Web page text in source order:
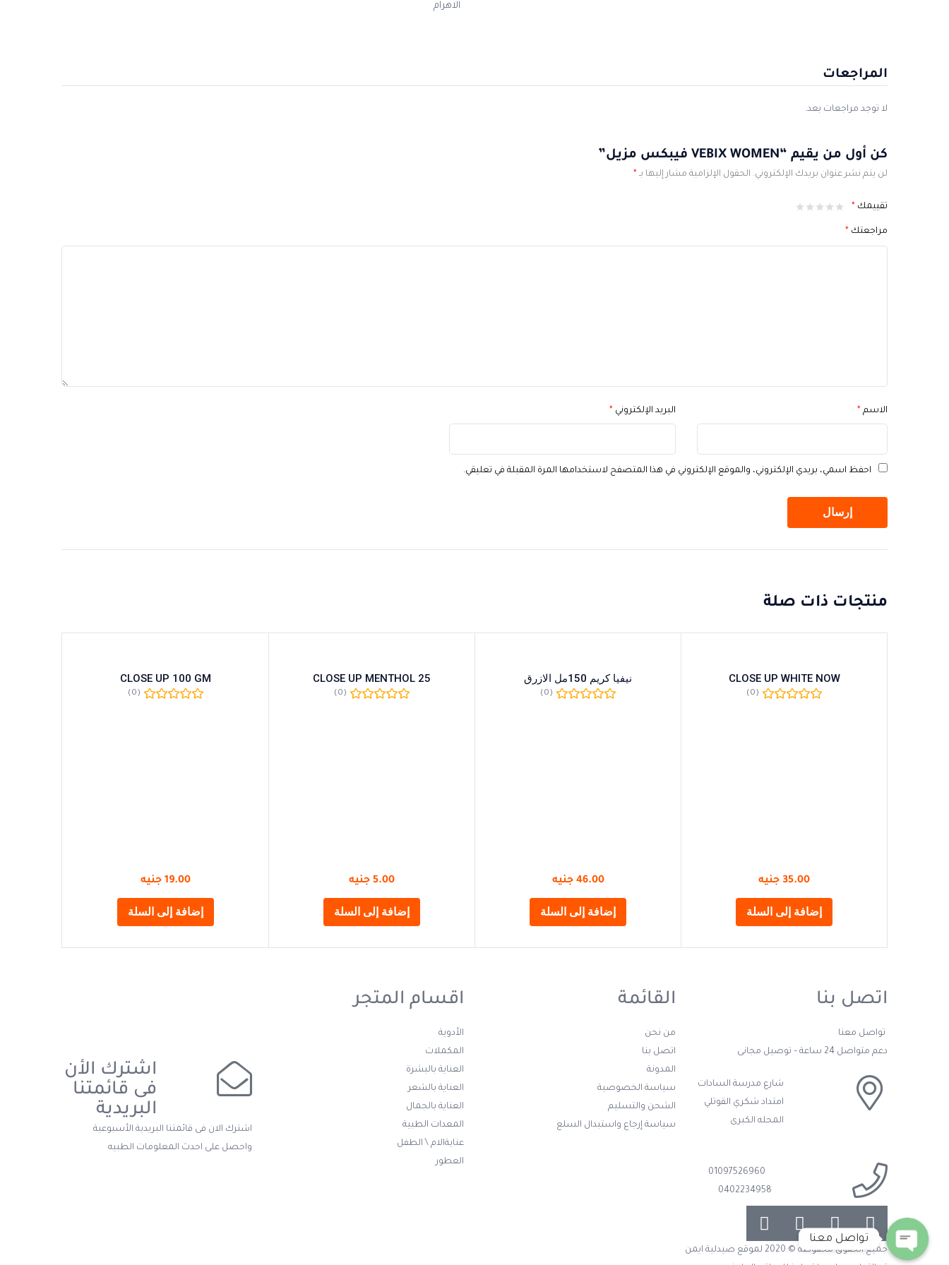
الاهرام
المراجعات
لا توجد مراجعات بعد.
كن أول من يقيم “VEBIX WOMEN فيبكس مزيل”
لن يتم نشر عنوان بريدك الإلكتروني. الحقول الإلزامية مشار إليها بـ *
تقييمك *
مراجعتك *
الاسم * البريد الإلكتروني *
احفظ اسمي، بريدي الإلكتروني، والموقع الإلكتروني في هذا المتصفح لاستخدامها المرة المقبلة في تعليقي.
منتجات ذات صلة
CLOSE UP WHITE NOW
(0)
35.00 جنيه
إضافة إلى السلة
نيفيا كريم 150مل الازرق
(0)
46.00 جنيه
إضافة إلى السلة
CLOSE UP MENTHOL 25
(0)
5.00 جنيه
إضافة إلى السلة
CLOSE UP 100 GM
(0)
19.00 جنيه
إضافة إلى السلة
اتصل بنا
تواصل معنا
دعم متواصل 24 ساعة – توصيل مجانى
شارع مدرسة السادات
امتداد شكري القوتلي
المحله الكبرى
01097526960
0402234958
القائمة
من نحن
اتصل بنا
المدونة
سياسة الخصوصية
الشحن والتسليم
سياسة إرجاع واستبدال السلع
اقسام المتجر
الأدوية
المكملات
العناية بالبشرة
العناية بالشعر
العناية بالجمال
المعدات الطبية
عنايةالام \ الطفل
العطور
اشترك الأن
فى قائمتنا
البريدية
اشترك الان فى قائمتنا البريدية الأسبوعية
واحصل على احدث المعلومات الطبيه
جميع الحقوق محفوظة © 2020 لموقع صيدلية ايمن
تواصل معنا